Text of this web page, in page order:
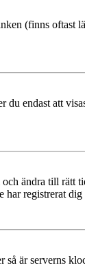
(finns oftast
endast att
ändra till
har registrerat
är serverns